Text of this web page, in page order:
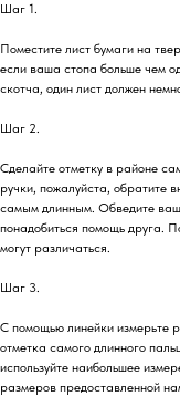
Шаг 1.
Поместите лист бумаги на
если ваша стопа больше чем
скотча, один лист должен
Шаг 2.
Сделайте отметку в районе
ручки, пожалуйста, обратите
самым длинным. Обведите
понадобиться помощь друга.
могут различаться.
Шаг 3.
С помощью линейки измерьте
отметка самого длинного
используйте наибольшее
размеров предоставленной